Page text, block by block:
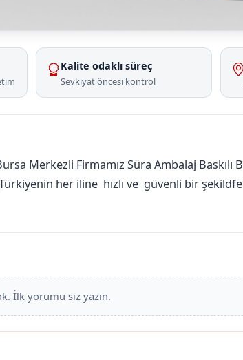
Kalite odaklı süreç
Sevkiyat öncesi kontrol
Merkezli Firmamız Süra Ambalaj Baskılı
her iline hızlı ve güvenli bir şekildfe
İlk yorumu siz yazın.